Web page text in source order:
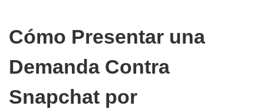
Cómo Presentar una
Demanda Contra
Snapchat por